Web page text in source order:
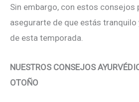
Sin embargo, con estos consejos
asegurarte de que estás
de esta temporada.
NUESTROS CONSEJOS
OTOÑO